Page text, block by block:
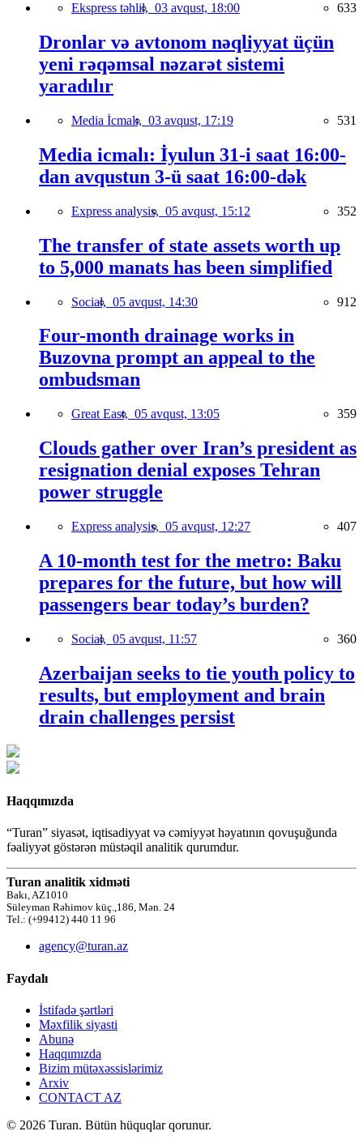
Ekspress təhlil, 03 avqust, 18:00 633
Dronlar və avtonom nəqliyyat üçün
yeni rəqəmsal nəzarət sistemi
yaradılır
Media İcmalı, 03 avqust, 17:19 531
Media icmalı: İyulun 31-i saat 16:00-
dan avqustun 3-ü saat 16:00-dək
Express analysis, 05 avqust, 15:12 352
The transfer of state assets worth up
to 5,000 manats has been simplified
Social, 05 avqust, 14:30 912
Four-month drainage works in
Buzovna prompt an appeal to the
ombudsman
Great East, 05 avqust, 13:05 359
Clouds gather over Iran’s president as
resignation denial exposes Tehran
power struggle
Express analysis, 05 avqust, 12:27 407
A 10-month test for the metro: Baku
prepares for the future, but how will
passengers bear today’s burden?
Social, 05 avqust, 11:57 360
Azerbaijan seeks to tie youth policy to
results, but employment and brain
drain challenges persist
Haqqımızda
“Turan” siyasət, iqtisadiyyat və cəmiyyət həyatının qovuşuğunda
fəaliyyət göstərən müstəqil analitik qurumdur.
Turan analitik xidməti
Bakı, AZ1010
Süleyman Rəhimov küç.,186, Mən. 24
Tel.: (+99412) 440 11 96
agency@turan.az
Faydalı
İstifadə şərtləri
Məxfilik siyasti
Abunə
Haqqımızda
Bizim mütəxəssislərimiz
Arxiv
CONTACT AZ
© 2026 Turan. Bütün hüquqlar qorunur.